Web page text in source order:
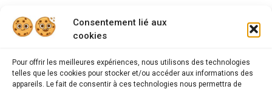
Consentement lié aux
cookies
Pour offrir les meilleures expériences, nous utilisons des technologies
telles que les cookies pour stocker et/ou accéder aux informations des
appareils. Le fait de consentir à ces technologies nous permettra de
FAQ